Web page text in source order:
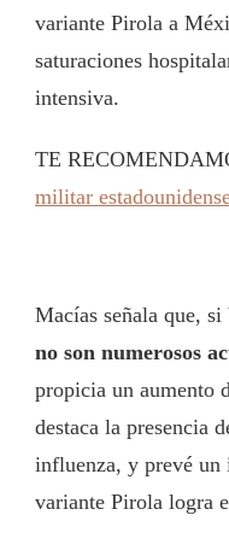
variante Pirola a
saturaciones
intensiva.
TE
militar
Macías señala que, si
no son numerosos
propicia un aumento
destaca la presencia
influenza, y prevé un
variante Pirola logra